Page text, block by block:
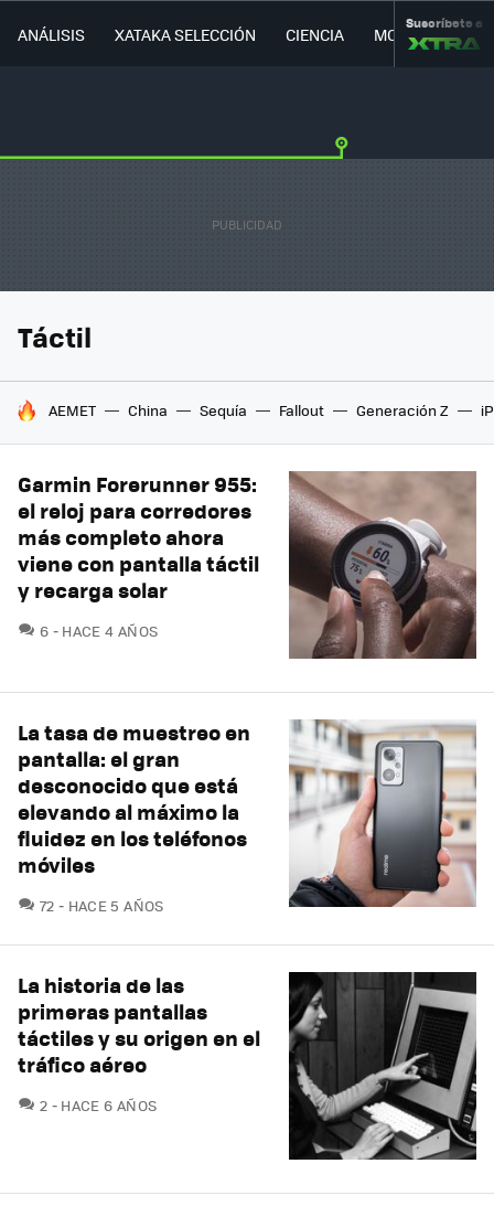
ANÁLISIS XATAKA SELECCIÓN CIENCIA MOVILIDAD
Suscríbete a
Táctil
HOY SE HABLA DE
AEMET China Sequía Fallout Generación Z
Garmin Forerunner 955:
el reloj para corredores
más completo ahora
viene con pantalla táctil
y recarga solar
6 COMENTARIOS
HACE 4 AÑOS
La tasa de muestreo en
pantalla: el gran
desconocido que está
elevando al máximo la
fluidez en los teléfonos
móviles
72 COMENTARIOS
HACE 5 AÑOS
La historia de las
primeras pantallas
táctiles y su origen en el
tráfico aéreo
2 COMENTARIOS
HACE 6 AÑOS